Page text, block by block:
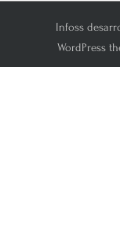
Infoss
WordPress